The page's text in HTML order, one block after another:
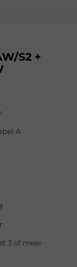
S2 +
A
3 of meer